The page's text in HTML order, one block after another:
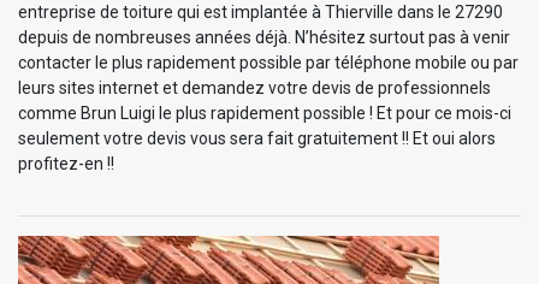
entreprise de toiture qui est implantée à Thierville dans le 27290
depuis de nombreuses années déjà. N’hésitez surtout pas à venir
contacter le plus rapidement possible par téléphone mobile ou par
leurs sites internet et demandez votre devis de professionnels
comme Brun Luigi le plus rapidement possible ! Et pour ce mois-ci
seulement votre devis vous sera fait gratuitement !! Et oui alors
profitez-en !!